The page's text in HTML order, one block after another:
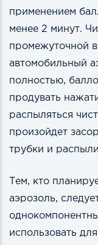
применением
менее 2 минут.
промежуточной
автомобильный
полностью,
продувать
распыляться
произойдет
трубки и
Тем, кто
аэрозоль,
использовать